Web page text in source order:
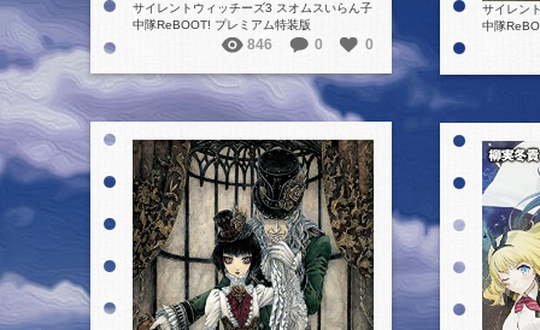
サイレントウィッチーズ3 スオムスいらん子
中隊ReBOOT! プレミアム特装版
846 0 0
サイレン
中隊
詳細を見る